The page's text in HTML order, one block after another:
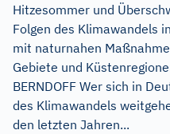
Hitzesommer und
Folgen des Klimawandels
mit naturnahen
Gebiete und
BERNDOFF Wer sich in
des Klimawandels
den letzten Jahren...